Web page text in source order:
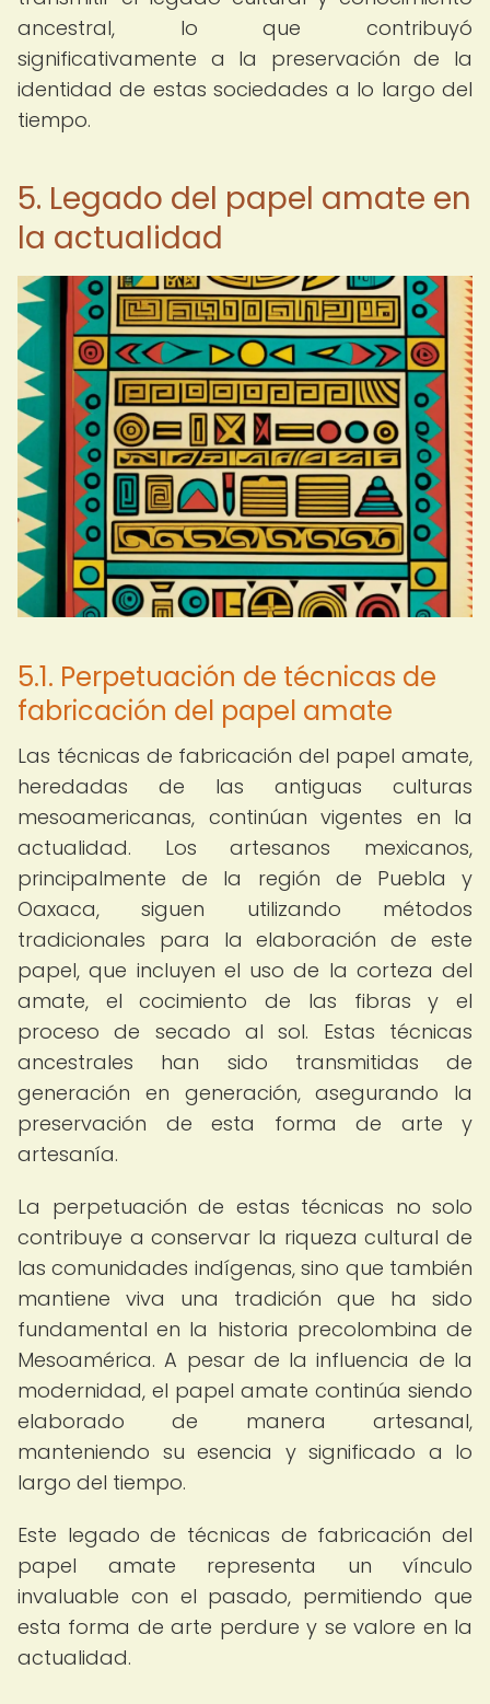
ancestral, lo que contribuyó
significativamente a la preservación de la
identidad de estas sociedades a lo largo del
tiempo.
5. Legado del papel amate en
la actualidad
5.1. Perpetuación de técnicas de
fabricación del papel amate
Las técnicas de fabricación del papel amate,
heredadas de las antiguas culturas
mesoamericanas, continúan vigentes en la
actualidad. Los artesanos mexicanos,
principalmente de la región de Puebla y
Oaxaca, siguen utilizando métodos
tradicionales para la elaboración de este
papel, que incluyen el uso de la corteza del
amate, el cocimiento de las fibras y el
proceso de secado al sol. Estas técnicas
ancestrales han sido transmitidas de
generación en generación, asegurando la
preservación de esta forma de arte y
artesanía.
La perpetuación de estas técnicas no solo
contribuye a conservar la riqueza cultural de
las comunidades indígenas, sino que también
mantiene viva una tradición que ha sido
fundamental en la historia precolombina de
Mesoamérica. A pesar de la influencia de la
modernidad, el papel amate continúa siendo
elaborado de manera artesanal,
manteniendo su esencia y significado a lo
largo del tiempo.
Este legado de técnicas de fabricación del
papel amate representa un vínculo
invaluable con el pasado, permitiendo que
esta forma de arte perdure y se valore en la
actualidad.